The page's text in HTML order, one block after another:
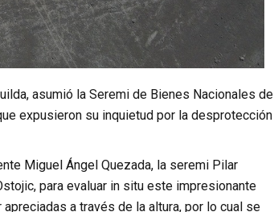
asumió la Seremi de Bienes Nacionales de
expusieron su inquietud por la desprotección
Miguel Ángel Quezada, la seremi Pilar
para evaluar in situ este impresionante
a través de la altura, por lo cual se